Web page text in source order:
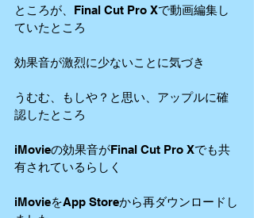
ところが、Final Cut Pro Xで動画編集し
ていたところ
効果音が激烈に少ないことに気づき
うむむ、もしや？と思い、アップルに確
認したところ
iMovieの効果音がFinal Cut Pro Xでも共
有されているらしく
iMovieをApp Storeから再ダウンロードし